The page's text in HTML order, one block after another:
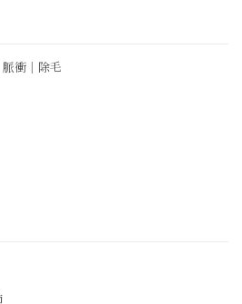
衝｜除毛